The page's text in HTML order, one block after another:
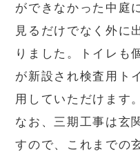
ができなかった中庭
見るだけでなく外に
りました。トイレも
が新設され検査用ト
用していただけます。
なお、三期工事は玄
すので、これまでの